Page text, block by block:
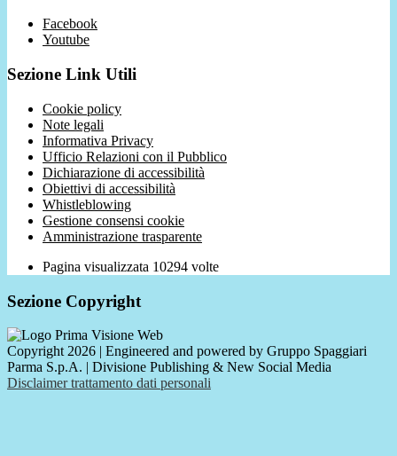
Facebook
Youtube
Sezione Link Utili
Cookie policy
Note legali
Informativa Privacy
Ufficio Relazioni con il Pubblico
Dichiarazione di accessibilità
Obiettivi di accessibilità
Whistleblowing
Gestione consensi cookie
Amministrazione trasparente
Pagina visualizzata 10294 volte
Sezione Copyright
Copyright 2026 | Engineered and powered by Gruppo Spaggiari
Parma S.p.A. | Divisione Publishing & New Social Media
Disclaimer trattamento dati personali